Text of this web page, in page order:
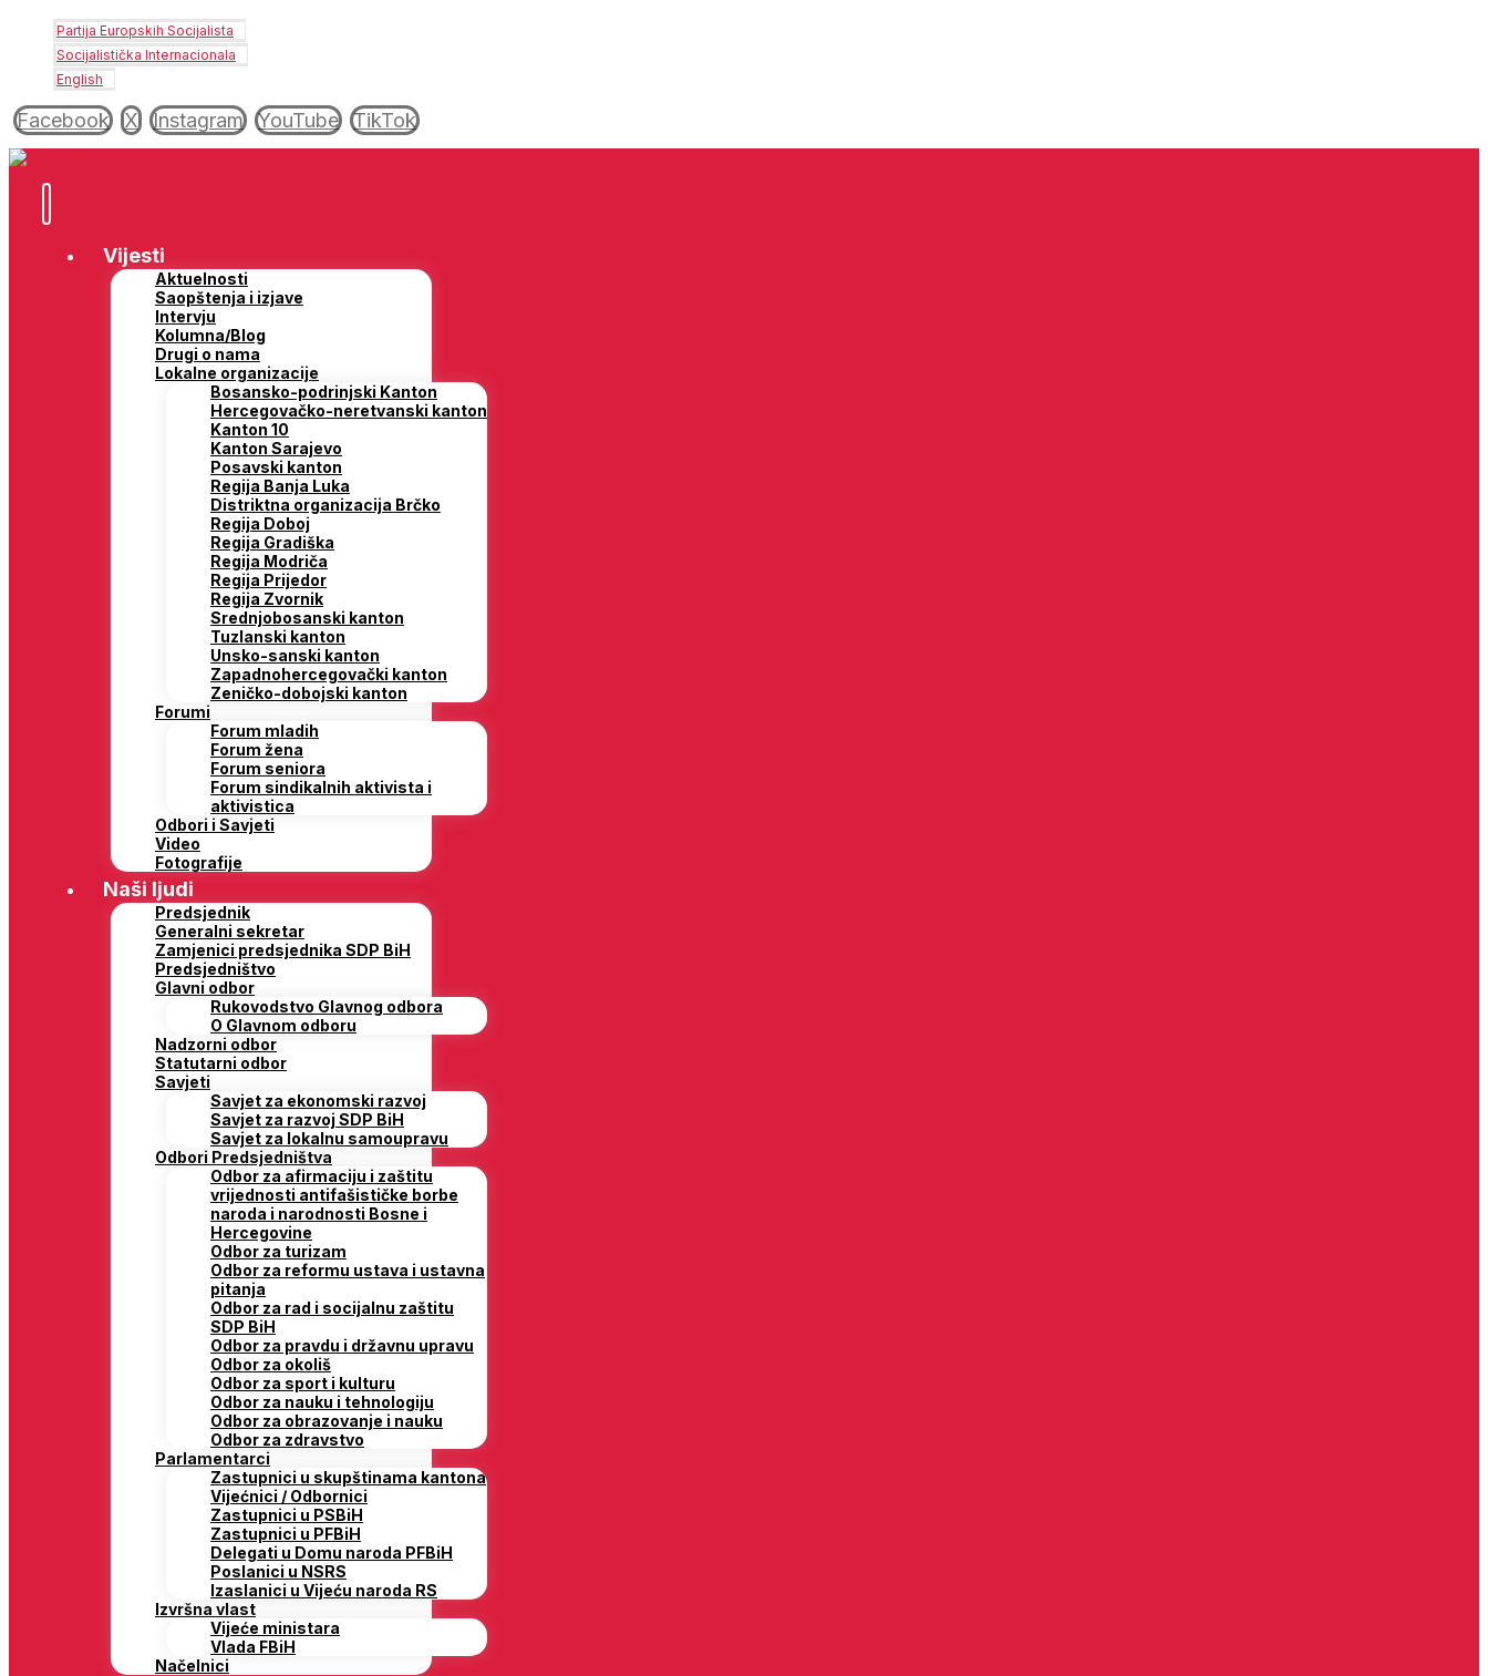
Partija Europskih Socijalista
Socijalistička Internacionala
English
Facebook X Instagram YouTube TikTok
Vijesti
Aktuelnosti
Saopštenja i izjave
Intervju
Kolumna/Blog
Drugi o nama
Lokalne organizacije
Bosansko-podrinjski Kanton
Hercegovačko-neretvanski kanton
Kanton 10
Kanton Sarajevo
Posavski kanton
Regija Banja Luka
Distriktna organizacija Brčko
Regija Doboj
Regija Gradiška
Regija Modriča
Regija Prijedor
Regija Zvornik
Srednjobosanski kanton
Tuzlanski kanton
Unsko-sanski kanton
Zapadnohercegovački kanton
Zeničko-dobojski kanton
Forumi
Forum mladih
Forum žena
Forum seniora
Forum sindikalnih aktivista i
aktivistica
Odbori i Savjeti
Video
Fotografije
Naši ljudi
Predsjednik
Generalni sekretar
Zamjenici predsjednika SDP BiH
Predsjedništvo
Glavni odbor
Rukovodstvo Glavnog odbora
O Glavnom odboru
Nadzorni odbor
Statutarni odbor
Savjeti
Savjet za ekonomski razvoj
Savjet za razvoj SDP BiH
Savjet za lokalnu samoupravu
Odbori Predsjedništva
Odbor za afirmaciju i zaštitu
vrijednosti antifašističke borbe
naroda i narodnosti Bosne i
Hercegovine
Odbor za turizam
Odbor za reformu ustava i ustavna
pitanja
Odbor za rad i socijalnu zaštitu
SDP BiH
Odbor za pravdu i državnu upravu
Odbor za okoliš
Odbor za sport i kulturu
Odbor za nauku i tehnologiju
Odbor za obrazovanje i nauku
Odbor za zdravstvo
Parlamentarci
Zastupnici u skupštinama kantona
Vijećnici / Odbornici
Zastupnici u PSBiH
Zastupnici u PFBiH
Delegati u Domu naroda PFBiH
Poslanici u NSRS
Izaslanici u Vijeću naroda RS
Izvršna vlast
Vijeće ministara
Vlada FBiH
Načelnici